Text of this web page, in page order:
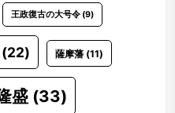
王政復古の大号令(9)
薩摩藩(11)
盛(33)